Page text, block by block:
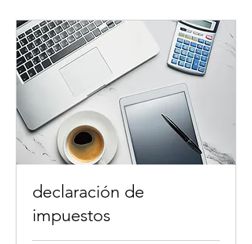
declaración de
impuestos